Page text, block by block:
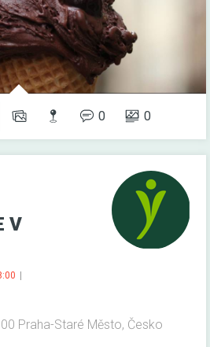
0 0
V
Praha-Staré Město, Česko